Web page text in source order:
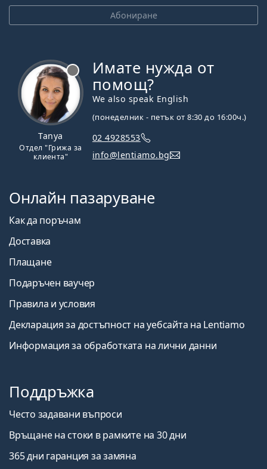
Абониране
Tanya
Отдел "Грижа за
клиента"
Имате нужда от
помощ?
We also speak English
(понеделник - петък от 8:30 до 16:00ч.)
02 4928553
info@lentiamo.bg
Онлайн пазаруване
Как да поръчам
Доставка
Плащане
Подаръчен ваучер
Правила и условия
Декларация за достъпност на уебсайта на Lentiamo
Информация за обработката на лични данни
Поддръжка
Често задавани въпроси
Връщане на стоки в рамките на 30 дни
365 дни гаранция за замяна